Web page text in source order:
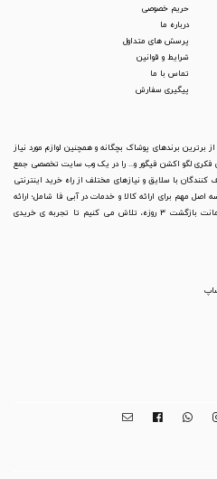
حریم خصوصی
درباره ما
پرسش های متداول
شرایط و قوانین
تماس با ما
پیگیری سفارش
برترین برندهای پوشاک بچگانه و همچنین لوازم مورد نیاز
فکری لگو اکشن فیگور و... را در یک وب سایت تخصصی جمع
کنندگان با سلایق و نیازهای مختلف از راه خرید اینترنتی
مهم برای ارائه کالا و خدمات در آبی فا شامل؛ ارائه
کالاهای اصل و باکیفیت، تضمین اصالت کالا و ضمانت بازگشت 3 روزه، تلاش می کنیم تا تجربه ی خریدی